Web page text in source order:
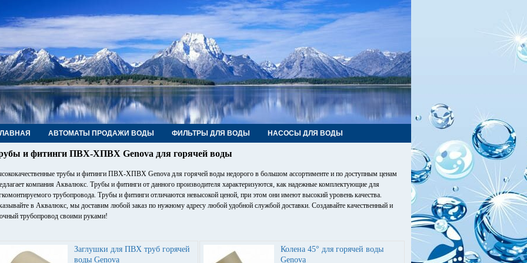
АВТОМАТЫ ПРОДАЖИ ВОДЫ ФИЛЬТРЫ ДЛЯ ВОДЫ НАСОСЫ ДЛЯ ВОДЫ
ФИТИНГИ, КРАНЫ КОНТАКТЫ
и фитинги ПВХ-ХПВХ Genova для горячей воды
трубы и фитинги ПВХ-ХПВХ Genova для горячей воды недорого в большом ассортименте и по доступным ценам
компания Аквалюкс. Трубы и фитинги от данного производителя характеризуются, как надежные комплектующие для
трубопровода. Трубы и фитинги отличаются невысокой ценой, при этом они имеют высокий уровень качества.
в Аквалюкс, мы доставим любой заказ по нужному адресу любой удобной службой доставки. Создавайте качественный и
трубопровод своими руками!
Заглушки для ПВХ труб горячей
воды Genova
Колена 45° для горячей воды
Genova